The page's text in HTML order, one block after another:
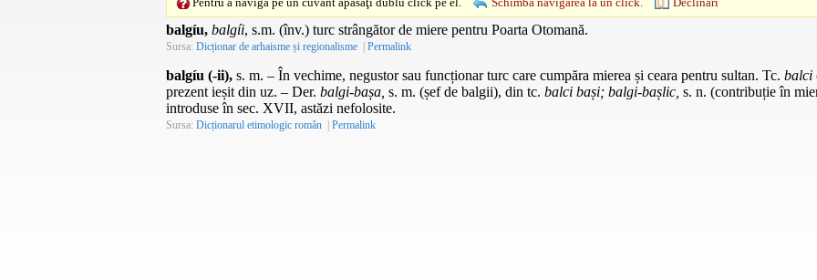
balgíu, balgíi, s.m. (înv.) turc strângător de miere pentru Poarta Otomană.
Sursa: Dicționar de arhaisme și regionalisme | Permalink
balgíu (-ii), s. m. – În vechime, negustor sau funcționar turc care cumpăra mierea și ceara pentru sultan. Tc. balci
prezent ieșit din uz. – Der. balgi-bașa, s. m. (șef de balgii), din tc. balci bași; balgi-bașlic, s. n. (contribuție în
introduse în sec. XVII, astăzi nefolosite.
Sursa: Dicționarul etimologic român | Permalink